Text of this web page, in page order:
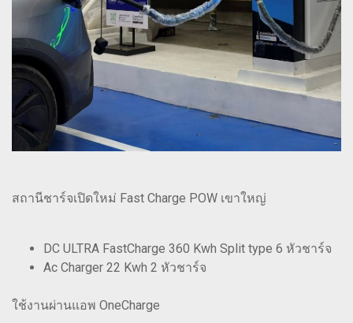
สถานีชาร์จเปิดใหม่ Fast Charge POW เขาใหญ่
DC ULTRA FastCharge 360 Kwh Split type 6 หัวชาร์จ
Ac Charger 22 Kwh 2 หัวชาร์จ
ใช้งานผ่านแอพ OneCharge